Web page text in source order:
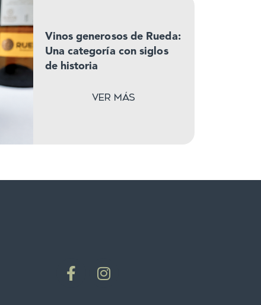
Vinos generosos de Rueda:
Una categoría con siglos
de historia
Ver más